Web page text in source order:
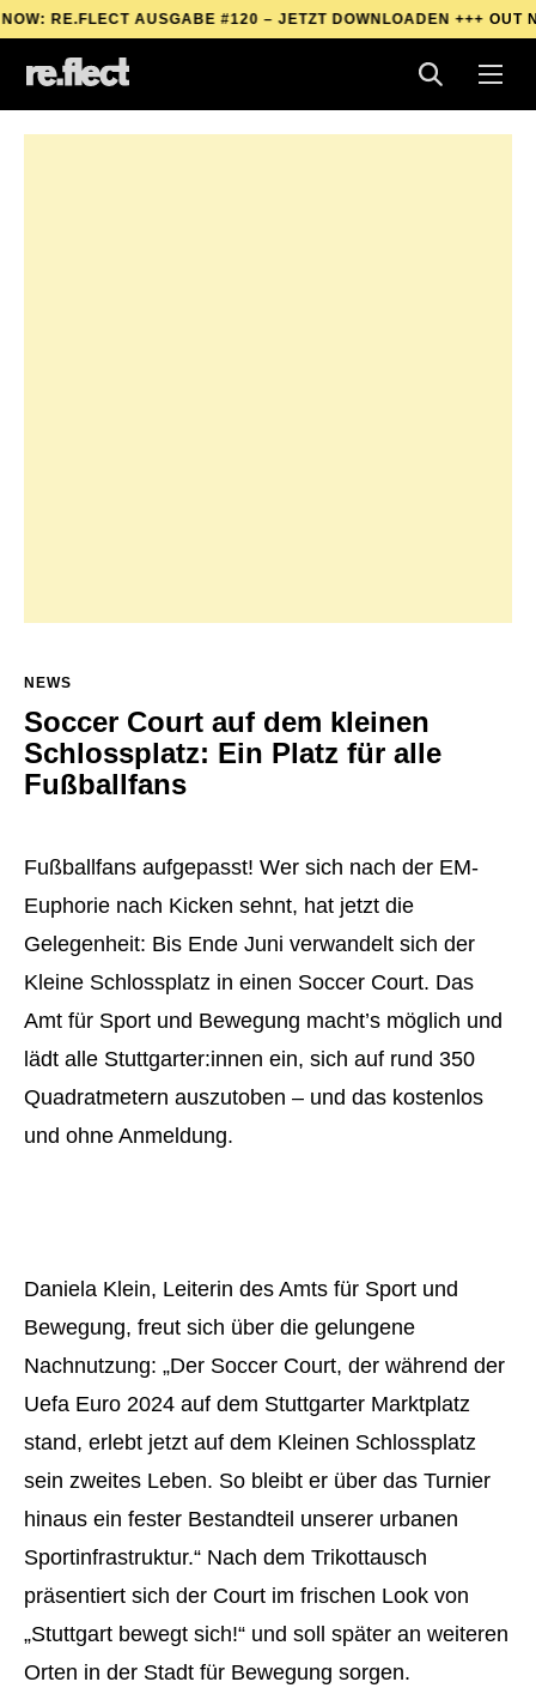
AUSGABE #120 – JETZT DOWNLOADEN +++OUT NOW:
AUSGABE #120 – JETZT DOWNLOADEN +++
NEWS
Soccer Court auf dem kleinen
Schlossplatz: Ein Platz für alle
Fußballfans
Fußballfans aufgepasst! Wer sich nach der EM-
Euphorie nach Kicken sehnt, hat jetzt die
Gelegenheit: Bis Ende Juni verwandelt sich der
Kleine Schlossplatz in einen Soccer Court. Das
Amt für Sport und Bewegung macht’s möglich und
lädt alle Stuttgarter:innen ein, sich auf rund 350
Quadratmetern auszutoben – und das kostenlos
und ohne Anmeldung.
Daniela Klein, Leiterin des Amts für Sport und
Bewegung, freut sich über die gelungene
Nachnutzung: „Der Soccer Court, der während der
Uefa Euro 2024 auf dem Stuttgarter Marktplatz
stand, erlebt jetzt auf dem Kleinen Schlossplatz
sein zweites Leben. So bleibt er über das Turnier
hinaus ein fester Bestandteil unserer urbanen
Sportinfrastruktur.“ Nach dem Trikottausch
präsentiert sich der Court im frischen Look von
„Stuttgart bewegt sich!“ und soll später an weiteren
Orten in der Stadt für Bewegung sorgen.